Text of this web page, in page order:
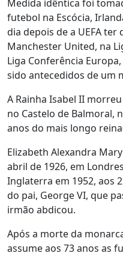
Medida idêntica foi
futebol na Escócia,
dia depois de a UEFA
Manchester United, na
Liga Conferência
sido antecedidos de um
A Rainha Isabel II
no Castelo de Balmoral,
anos do mais longo
Elizabeth Alexandra
abril de 1926, em
Inglaterra em 1952, aos
do pai, George VI, que
irmão abdicou.
Após a morte da
assume aos 73 anos as